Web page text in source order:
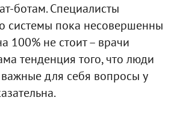
ботам. Специалисты
системы пока несовершенны
100% не стоит – врачи
тенденция того, что люди
для себя вопросы у